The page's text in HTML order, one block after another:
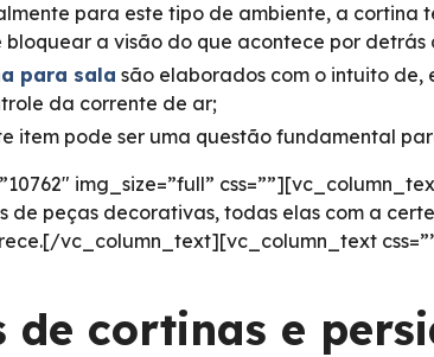
para este tipo de ambiente, a
a visão do que acontece por detrás
para sala são elaborados com o intuito de,
da corrente de ar;
item pode ser uma questão fundamental
img_size=”full”
de peças decorativas, todas elas com a
vc_column_text][vc_column_text
de cortinas e